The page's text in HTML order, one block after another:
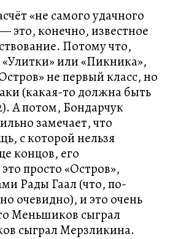
«не самого удачного
это, конечно, известное
Потому что,
или «Пикника»,
не первый класс, но
(какая-то должна быть
А потом, Бондарчук
замечает, что
с которой нельзя
концов, его
просто «Остров»,
Рады Гаал (что, по-
очевидно), и это очень
Меньшиков сыграл
сыграл Мерзликина.